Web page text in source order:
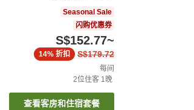
Seasonal Sale
闪购优惠券
S$152.77~
S$179.72
14% 折扣
每间
2位住客 1晚
查看客房和住宿套餐